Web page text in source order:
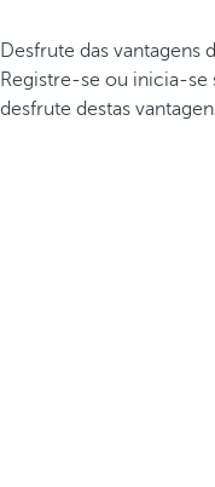
Desfrute das vantagens
Registre-se ou inicia-se
desfrute destas